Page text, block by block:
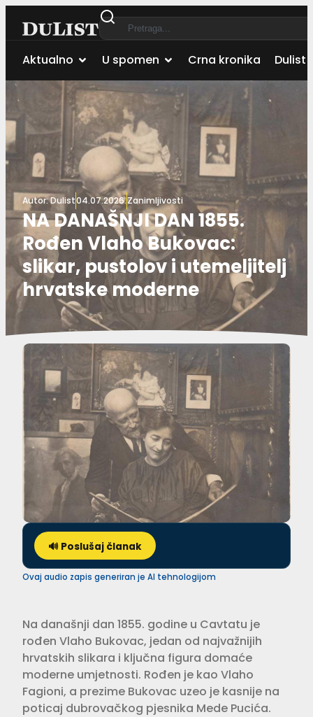
Aktualno U spomen Crna kronika Dulist
Autor:Dulist04.07.2026.Zanimljivosti
NA DANAŠNJI DAN 1855.
Rođen Vlaho Bukovac:
slikar, pustolov i utemeljitelj
hrvatske moderne
🔊 Poslušaj članak
Ovaj audio zapis generiran je AI tehnologijom
Na današnji dan 1855. godine u Cavtatu je
rođen Vlaho Bukovac, jedan od najvažnijih
hrvatskih slikara i ključna figura domaće
moderne umjetnosti. Rođen je kao Vlaho
Fagioni, a prezime Bukovac uzeo je kasnije na
poticaj dubrovačkog pjesnika Mede Pucića.